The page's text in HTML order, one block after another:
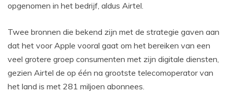
opgenomen in het bedrijf, aldus Airtel.
Twee bronnen die bekend zijn met de strategie gaven aan
dat het voor Apple vooral gaat om het bereiken van een
veel grotere groep consumenten met zijn digitale diensten,
gezien Airtel de op één na grootste telecomoperator van
het land is met 281 miljoen abonnees.